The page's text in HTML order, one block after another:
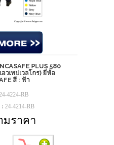
PLUS 580
วเทปเวลโกร) ยี่ห้อ
สี : ฟ้า
4224-RB
: 24-4214-RB
มราคา